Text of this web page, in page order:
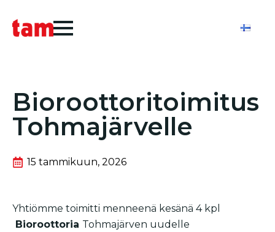
Bioroottoritoimitus
Tohmajärvelle
15 tammikuun, 2026
Yhtiömme toimitti menneenä kesänä 4 kpl
Bioroottoria Tohmajärven uudelle